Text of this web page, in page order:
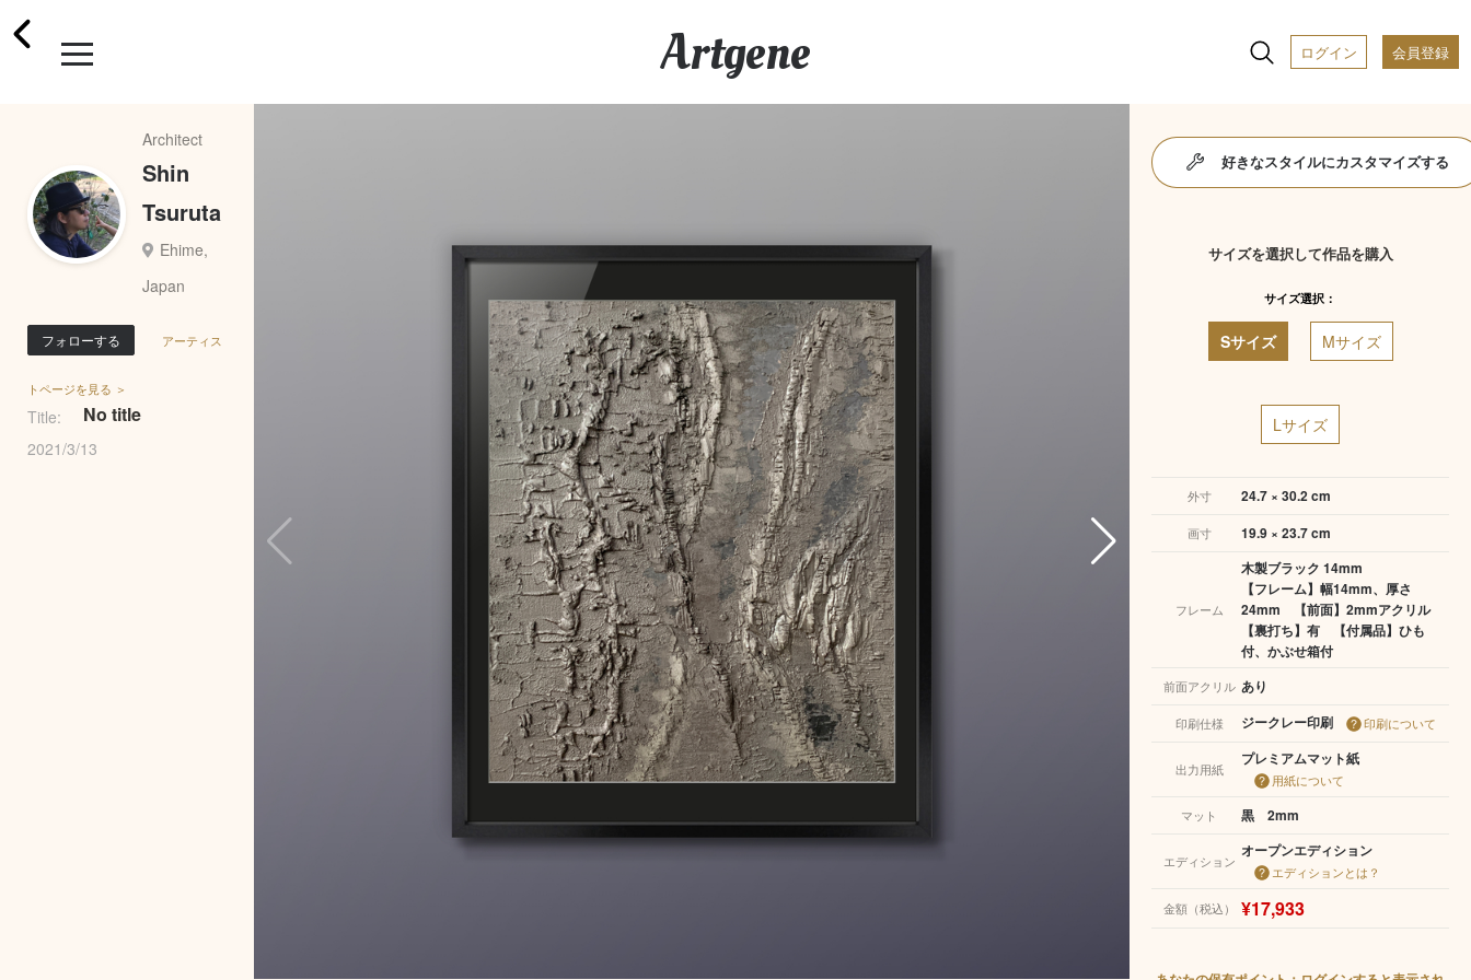
Artgene ログイン 会員登録
Architect
Shin
Tsuruta
Ehime,
Japan
フォローする アーティス
トページを見る ＞
Title: No title
2021/3/13
好きなスタイルにカスタマイズする
サイズを選択して作品を購入
サイズ選択：
Sサイズ Mサイズ
Lサイズ
外寸 24.7 × 30.2 cm
画寸 19.9 × 23.7 cm
フレーム
木製ブラック 14mm
【フレーム】幅14mm、厚さ
24mm 【前面】2mmアクリル
【裏打ち】有 【付属品】ひも
付、かぶせ箱付
前面アクリル あり
印刷仕様 ジークレー印刷 印刷について
出力用紙
プレミアムマット紙
用紙について
マット
黒 2mm
エディション
オープンエディション
エディションとは？
金額（税込） ¥17,933